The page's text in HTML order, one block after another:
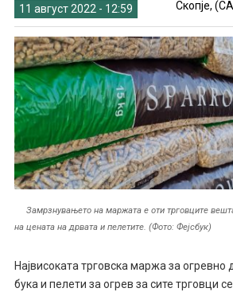
11 август 2022 - 12:59 Скопје,
Замрзнувањето на маржата е оти трговците
на цената на дрвата и пелетите. (Фото: Фејсбук)
Највисоката трговска маржа за огревно
бука и пелети за огрев за сите трговци